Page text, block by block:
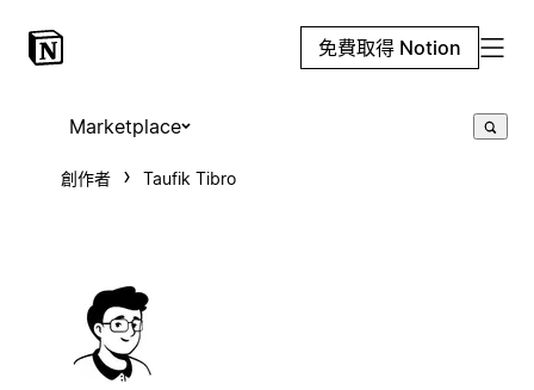
免費取得 Notion
Marketplace
創作者 Taufik Tibro